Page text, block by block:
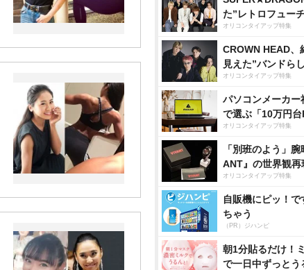
た”レトロフュー
オリコンタイアップ特集
CROWN HEAD、
見えた”バンドら
オリコンタイアップ特集
パソコンメーカー
で選ぶ「10万円台
オリコンタイアップ特集
「別班のよう」
ANT』の世界観再
オリコンタイアップ特集
自販機にピッ！で
ちゃう
（PR）ジハンピ
朝1分貼るだけ！
で一日中ずっとう